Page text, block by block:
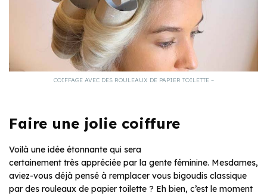
COIFFAGE AVEC DES ROULEAUX DE PAPIER TOILETTE –
Faire une jolie coiffure
Voilà une idée étonnante qui sera
certainement très appréciée par la gente féminine. Mesdames,
aviez-vous déjà pensé à remplacer vous bigoudis classique
par des rouleaux de papier toilette ? Eh bien, c’est le moment